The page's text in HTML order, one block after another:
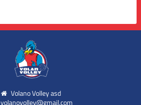
Volano Volley asd
volanovolley@gmail.com